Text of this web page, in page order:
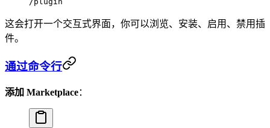
这会打开一个交互式界面，你可以浏览、安装、启用、禁用插
件。
通过命令行
添加 Marketplace：